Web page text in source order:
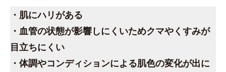
・肌にハリがある
・血管の状態が影響しにくいためクマやくすみが
目立ちにくい
・体調やコンディションによる肌色の変化が出に